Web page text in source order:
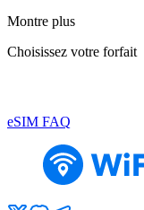
Montre plus
Choisissez votre forfait
eSIM FAQ